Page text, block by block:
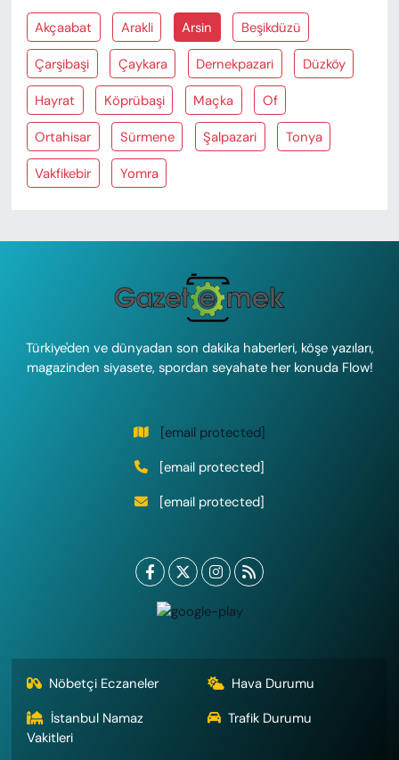
Akçaabat Arakli Arsin Beşikdüzü
Çarşibaşi Çaykara Dernekpazari Düzköy
Hayrat Köprübaşi Maçka Of
Ortahisar Sürmene Şalpazari Tonya
Vakfikebir Yomra
Türkiye'den ve dünyadan son dakika haberleri, köşe yazıları,
magazinden siyasete, spordan seyahate her konuda Flow!
[email protected]
[email protected]
[email protected]
Nöbetçi Eczaneler
Hava Durumu
İstanbul Namaz
Vakitleri
Trafik Durumu